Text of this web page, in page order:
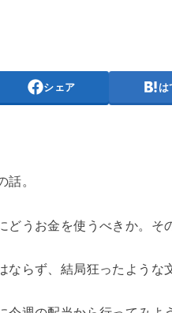
シェア は
話。
どうお金を使うべきか。そ
ならず、結局狂ったような